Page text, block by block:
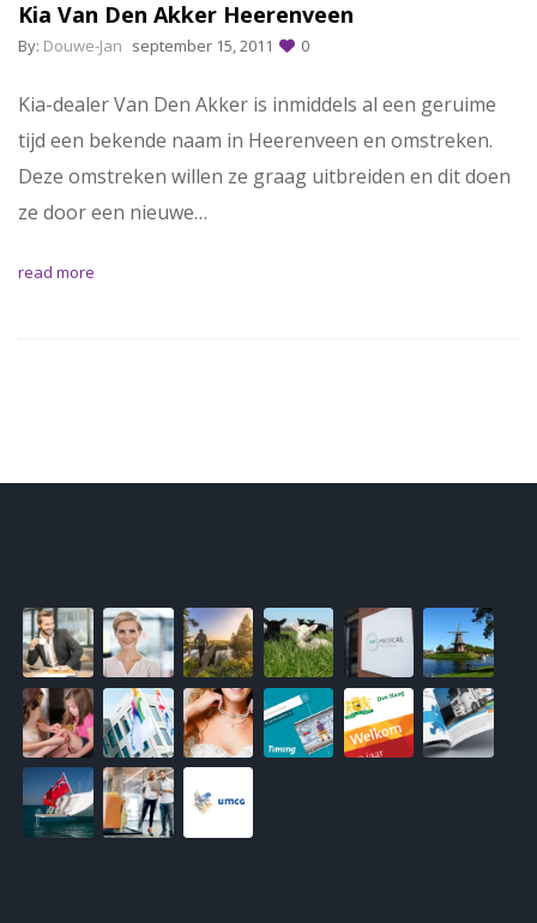
Kia Van Den Akker Heerenveen
By: Douwe-Jan september 15, 2011 0
Kia-dealer Van Den Akker is inmiddels al een geruime
tijd een bekende naam in Heerenveen en omstreken.
Deze omstreken willen ze graag uitbreiden en dit doen
ze door een nieuwe…
read more